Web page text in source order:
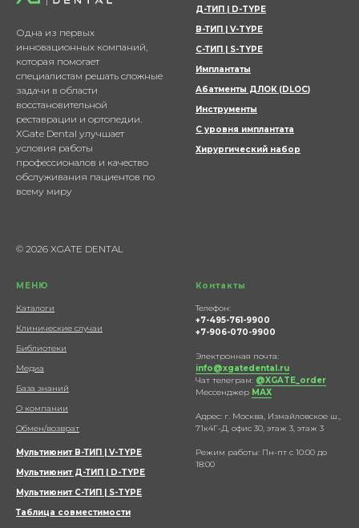
Одна из первых
инновационных компаний,
которая помогает
специалистам решать сложные
задачи в области
восстановительной
реставрации и ортопедии.
XGate Dental улучшает
условия работы
профессионалов и качество
обслуживания пациентов по
всему миру
© 2026 XGATE DENTAL
Д-ТИП | D-TYPE
В-ТИП | V-TYPE
С-ТИП | S-TYPE
Имплантаты
Абатменты ДЛОК (DLOC)
Инструменты
С уровня имплантата
Хирургический набор
МЕНЮ
Каталоги
Клинические случаи
Библиотеки
Медиа
База знаний
О компании
Обмен/возврат
Мультиюнит В-ТИП | V-TYPE
Мультиюнит Д-ТИП | D-TYPE
Мультиюнит С-ТИП | S-TYPE
Таблица совместимости
Контакты
Телефон:
+7-495-761-9900
+7-906-070-9900
Электронная почта:
info@xgatedental.ru
Чат телеграм: @XGATE_order
Мессенджер МАХ
Адрес: г. Москва, Измайловское ш.,
71к4Г-Д, офис 30, этаж 3, этаж 3
Режим работы: Пн-пт с 10:00 до
18:00